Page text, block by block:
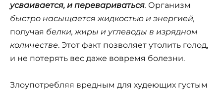
усваивается, и перевариваться. Организм
быстро насыщается жидкостью и энергией,
получая белки, жиры и углеводы в изрядном
количестве. Этот факт позволяет утолить голод,
и не потерять вес даже вовремя болезни.
Злоупотребляя вредным для худеющих густым